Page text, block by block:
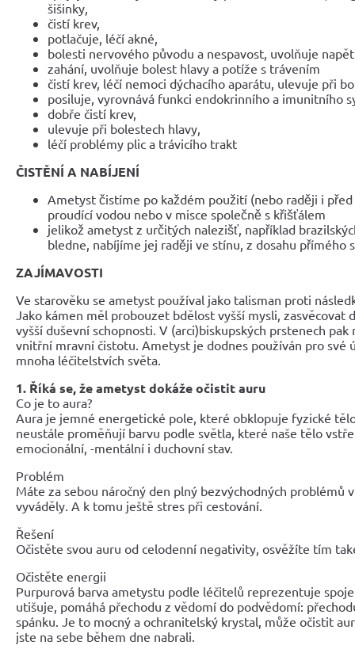
šišinky,
čistí krev,
potlačuje, léčí akné,
bolesti nervového původu a nespavost, uvolňuje
zahání, uvolňuje bolest hlavy a potíže s trávením
čistí krev, léčí nemoci dýchacího aparátu, ulevuje při
posiluje, vyrovnává funkci endokrinního a imunitního
dobře čistí krev,
ulevuje při bolestech hlavy,
léčí problémy plic a trávicího trakt
ČISTĚNÍ A NABÍJENÍ
Ametyst čistíme po každém použití (nebo raději i
proudící vodou nebo v misce společně s křišťálem
jelikož ametyst z určitých nalezišť, například
bledne, nabíjíme jej raději ve stínu, z dosahu přímého
ZAJÍMAVOSTI
Ve starověku se ametyst používal jako talisman proti
Jako kámen měl probouzet bdělost vyšší mysli, zasvěcovat
vyšší duševní schopnosti. V (arci)biskupských prstenech
vnitřní mravní čistotu. Ametyst je dodnes používán pro své
mnoha léčitelstvích světa.
1. Říká se, že ametyst dokáže očistit auru
Co je to aura?
Aura je jemné energetické pole, které obklopuje fyzické
neustále proměňují barvu podle světla, které naše tělo
emocionální, -mentální i duchovní stav.
Problém
Máte za sebou náročný den plný bezvýchodných problémů
vyváděly. A k tomu ještě stres při cestování.
Řešení
Očistěte svou auru od celodenní negativity, osvěžíte tím
Očistěte energii
Purpurová barva ametystu podle léčitelů reprezentuje
utišuje, pomáhá přechodu z vědomí do podvědomí:
spánku. Je to mocný a ochranitelský krystal, může očistit
jste na sebe během dne nabrali.